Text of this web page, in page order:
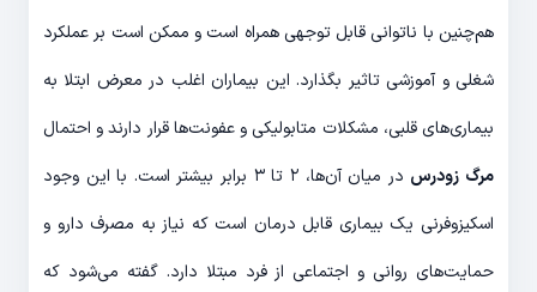
هم‌چنین با ناتوانی قابل توجهی همراه است و ممکن است بر عملکرد
شغلی و آموزشی تاثیر بگذارد. این بیماران اغلب در معرض ابتلا به
بیماری‌های قلبی، مشکلات متابولیکی و عفونت‌ها قرار دارند و احتمال
مرگ زودرس
در میان آن‌ها، ۲ تا ۳ برابر بیشتر است. با این وجود
اسکیزوفرنی یک بیماری قابل درمان است که نیاز به مصرف دارو و
حمایت‌های روانی و اجتماعی از فرد مبتلا دارد. گفته می‌شود که